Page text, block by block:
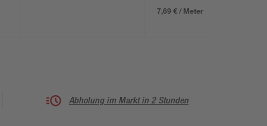
7,69 € / Meter
Abholung im Markt in 2 Stunden